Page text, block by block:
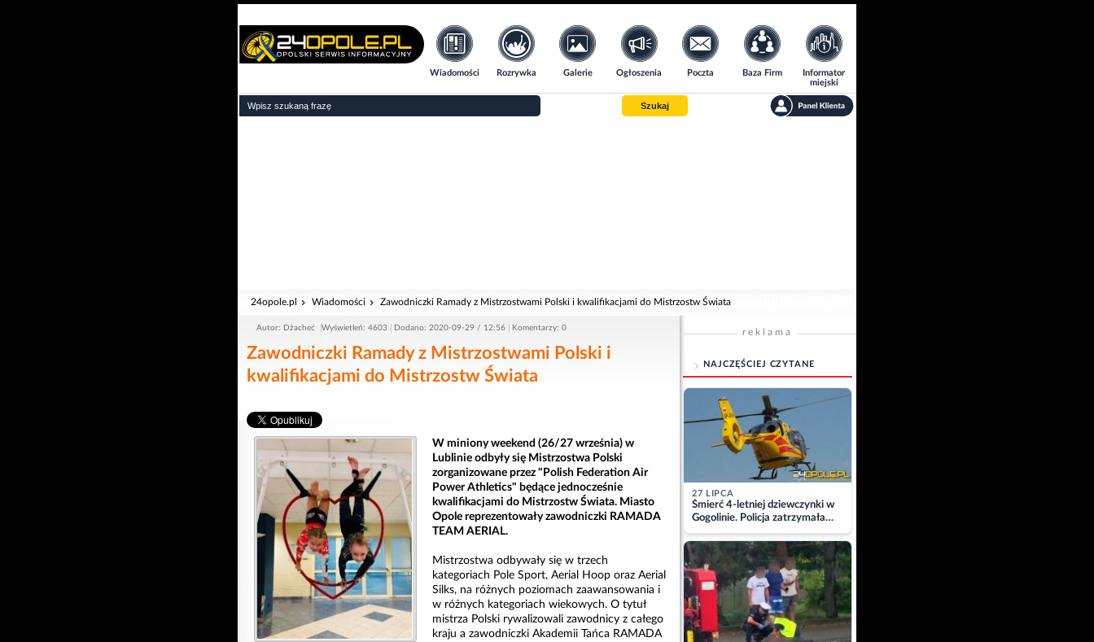
Wiadomości Rozrywka Galerie Ogłoszenia Poczta Baza Firm
Informator
miejski
Szukaj
24opole.pl Wiadomości Zawodniczki Ramady z Mistrzostwami Polski i kwalifikacjami do Mistrzostw Świata
Autor: Dżacheć Wyświetleń: 4603 Dodano: 2020-09-29 / 12:56 Komentarzy: 0
Zawodniczki Ramady z Mistrzostwami Polski i
kwalifikacjami do Mistrzostw Świata
W miniony weekend (26/27 września) w
Lublinie odbyły się Mistrzostwa Polski
zorganizowane przez "Polish Federation Air
Power Athletics" będące jednocześnie
kwalifikacjami do Mistrzostw Świata. Miasto
Opole reprezentowały zawodniczki RAMADA
TEAM AERIAL.
Mistrzostwa odbywały się w trzech
kategoriach Pole Sport, Aerial Hoop oraz Aerial
Silks, na różnych poziomach zaawansowania i
w różnych kategoriach wiekowych. O tytuł
mistrza Polski rywalizowali zawodnicy z całego
kraju a zawodniczki Akademii Tańca RAMADA
reklama
NAJCZĘŚCIEJ CZYTANE
27 LIPCA
Śmierć 4-letniej dziewczynki w
Gogolinie. Policja zatrzymała
matkę